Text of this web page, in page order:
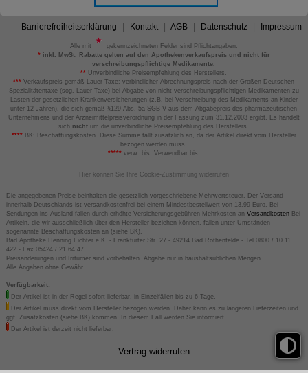
Barrierefreiheitserklärung Kontakt AGB Datenschutz Impressum
Alle mit
gekennzeichneten Felder sind Pflichtangaben.
*inkl. MwSt. Rabatte gelten auf den Apothekenverkaufspreis und nicht für
verschreibungspflichtige Medikamente.
** Unverbindliche Preisempfehlung des Herstellers.
*** Verkaufspreis gemäß Lauer-Taxe; verbindlicher Abrechnungspreis nach der Großen Deutschen
Spezialitätentaxe (sog. Lauer-Taxe) bei Abgabe von nicht verschreibungspflichtigen Medikamenten zu
Lasten der gesetzlichen Krankenversicherungen (z.B. bei Verschreibung des Medikaments an Kinder
unter 12 Jahren), die sich gemäß §129 Abs. 5a SGB V aus dem Abgabepreis des pharmazeutischen
Unternehmens und der Arzneimittelpreisverordnung in der Fassung zum 31.12.2003 ergibt. Es handelt
sich nicht um die unverbindliche Preisempfehlung des Herstellers.
****BK: Beschaffungskosten. Diese Summe fällt zusätzlich an, da der Artikel direkt vom Hersteller
bezogen werden muss.
*****verw. bis: Verwendbar bis.
Hier können Sie Ihre Cookie-Zustimmung widerrufen
Die angegebenen Preise beinhalten die gesetzlich vorgeschriebene Mehrwertsteuer. Der Versand
innerhalb Deutschlands ist versandkostenfrei bei einem Mindestbestellwert von 13,99 Euro. Bei
Sendungen ins Ausland fallen durch erhöhte Versicherungsgebühren Mehrkosten an VersandkostenBei
Artikeln, die wir ausschließlich über den Hersteller beziehen können, fallen unter Umständen
sogenannte Beschaffungskosten an (siehe BK).
Bad Apotheke Henning Fichter e.K. - Frankfurter Str. 27 - 49214 Bad Rothenfelde - Tel 0800 / 10 11
422 - Fax 05424 / 21 64 47
Preisänderungen und Irrtümer sind vorbehalten. Abgabe nur in haushaltsüblichen Mengen.
Alle Angaben ohne Gewähr.
Verfügbarkeit:
Der Artikel ist in der Regel sofort lieferbar, in Einzelfällen bis zu 6 Tage.
Der Artikel muss direkt vom Hersteller bezogen werden. Daher kann es zu längeren Lieferzeiten und
ggf. Zusatzkosten (siehe BK) kommen. In diesem Fall werden Sie informiert.
Der Artikel ist derzeit nicht lieferbar.
Vertrag widerrufen